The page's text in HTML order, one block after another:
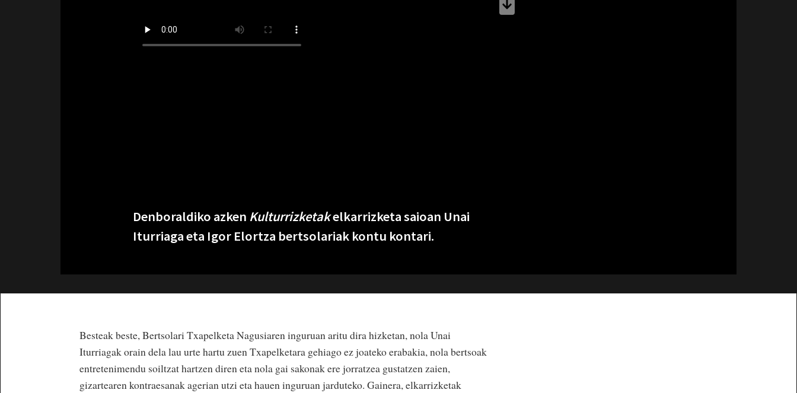
Denboraldiko azken Kulturrizketakelkarrizketa saioan Unai
Iturriaga eta Igor Elortza bertsolariak kontu kontari.
Besteak beste, Bertsolari Txapelketa Nagusiaren inguruan aritu dira hizketan, nola Unai
Iturriagak orain dela lau urte hartu zuen Txapelketara gehiago ez joateko erabakia, nola bertsoak
entretenimendu soiltzat hartzen diren eta nola gai sakonak ere jorratzea gustatzen zaien,
gizartearen kontraesanak agerian utzi eta hauen inguruan jarduteko. Gainera, elkarrizketak